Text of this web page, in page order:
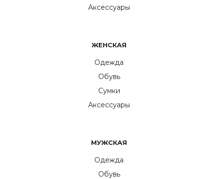
Аксессуары
ЖЕНСКАЯ
Одежда
Обувь
Сумки
Аксессуары
МУЖСКАЯ
Одежда
Обувь